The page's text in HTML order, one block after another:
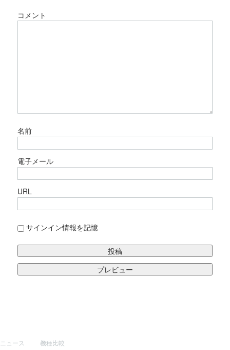
コメント
名前
電子メール
URL
サインイン情報を記憶
ニュース
機種比較